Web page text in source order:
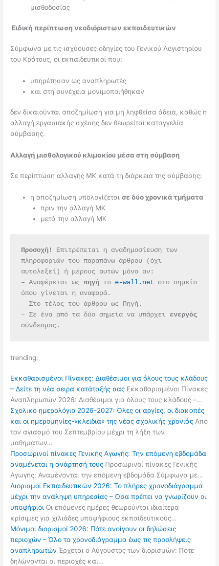
μισθοδοσίας
Ειδική περίπτωση νεοδιόριστων εκπαιδευτικών
Σύμφωνα με τις ισχύουσες οδηγίες του Γενικού Λογιστηρίου
του Κράτους, οι εκπαιδευτικοί που:
υπηρέτησαν ως αναπληρωτές
και στη συνέχεια μονιμοποιήθηκαν
δεν δικαιούνται αποζημίωση για μη ληφθείσα άδεια, καθώς η
αλλαγή εργασιακής σχέσης δεν θεωρείται καταγγελία
σύμβασης.
Αλλαγή μισθολογικού κλιμακίου μέσα στη σύμβαση
Σε περίπτωση αλλαγής ΜΚ κατά τη διάρκεια της σύμβασης:
η αποζημίωση υπολογίζεται σε δύο χρονικά τμήματα
πριν την αλλαγή ΜΚ
μετά την αλλαγή ΜΚ
Προσοχή!
Επιτρέπεται η αναδημοσίευση των
πληροφοριών του παραπάνω άρθρου (όχι
αυτολεξεί) ή μέρους αυτών μόνο αν:
– Αναφέρεται ως πηγή το e-wall.net στο σημείο
όπου γίνεται η αναφορά.
– Στο τέλος του άρθρου ως Πηγή.
– Σε ένα από τα δύο σημεία να υπάρχει
σύνδεσμος.
trending:
Εκκαθαρισμένοι Πίνακες: Διαθέσιμοι για όλους τους κλάδους
– Δείτε τη νέα σειρά κατάταξής σας Εκκαθαρισμένοι Πίνακες
Αναπληρωτών 2026: Διαθέσιμοι για όλους τους κλάδους –…
Σχολικό ημερολόγιο 2026-2027: Όλες οι αργίες, οι διακοπές
και οι ημερομηνίες-«κλειδιά» της νέας σχολικής χρονιάς Από
τον αγιασμό του Σεπτεμβρίου μέχρι τη λήξη των
μαθημάτων…
Προσωρινοί πίνακες Γενικής Αγωγής: Την επόμενη εβδομάδα
αναμένεται η ανάρτησή τους Προσωρινοί πίνακες Γενικής
Αγωγής: Αναμένονται την επόμενη εβδομάδα Σύμφωνα με…
Διορισμοί Εκπαιδευτικών 2026: Το πλήρες χρονοδιάγραμμα
μέχρι την ανάληψη υπηρεσίας – Όσα πρέπει να γνωρίζουν οι
υποψήφιοι Οι επόμενες ημέρες θεωρούνται ιδιαίτερα
κρίσιμες για χιλιάδες υποψήφιους εκπαιδευτικούς…
Μόνιμοι διορισμοί 2026: Πότε ανοίγουν οι δηλώσεις
περιοχών – Όλο το χρονοδιάγραμμα έως τις προσλήψεις
αναπληρωτών Έρχεται ο Αύγουστος των διορισμών: Πότε
δηλώνονται οι περιοχές και…